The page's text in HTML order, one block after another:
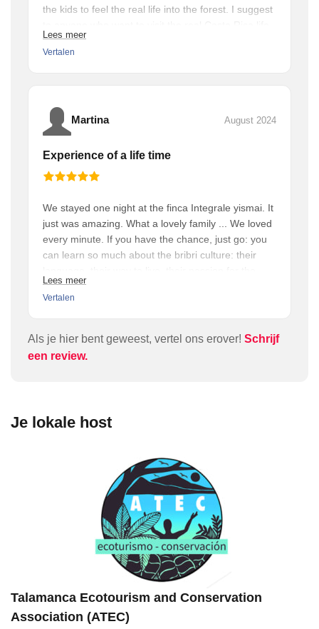
the kids to feel the real life into the forest. I suggest
to stay with them a couple of days.
Lees meer
Vertalen
Martina August 2024
Experience of a life time
We stayed one night at the finca Integrale yismai. It
just was amazing. What a lovely family ... We loved
every minute. If you have the chance, just go: you
can learn so much about the bribri culture: their
environment, the traditional way of making
chocolate. Its an 1 hour fantastic boot ride there.
where all outstanding. We went there as family ... it
was an incredible experience.
Lees meer
Vertalen
Als je hier bent geweest, vertel ons erover! Schrijf
een review.
Je lokale host
Talamanca Ecotourism and Conservation
Association (ATEC)